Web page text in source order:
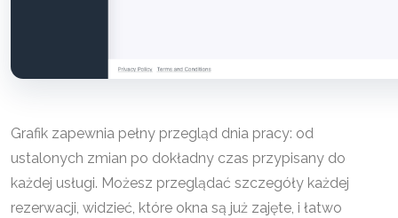
Grafik zapewnia pełny przegląd dnia pracy: od
ustalonych zmian po dokładny czas przypisany do
każdej usługi. Możesz przeglądać szczegóły każdej
rezerwacji, widzieć, które okna są już zajęte, i łatwo